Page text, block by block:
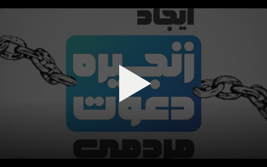
پخش ویدیو